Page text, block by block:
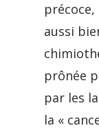
aussi
prônée
par les
la «